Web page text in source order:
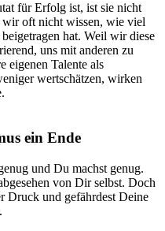
für Erfolg ist, ist sie nicht
oft nicht wissen, wie viel
hat. Weil wir diese
uns mit anderen zu
eigenen Talente als
wertschätzen, wirken
ein Ende
und Du machst genug.
von Dir selbst. Doch
Druck und gefährdest Deine
.